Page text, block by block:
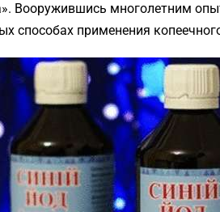
Вооружившись многолетним
способах применения